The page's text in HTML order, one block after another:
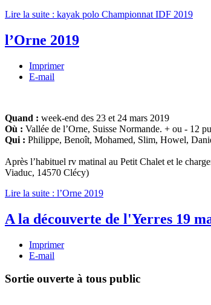
Lire la suite : kayak polo Championnat IDF 2019
l’Orne 2019
Imprimer
E-mail
Quand : week-end des 23 et 24 mars 2019
Où : Vallée de l’Orne, Suisse Normande. + ou - 12
Qui : Philippe, Benoît, Mohamed, Slim, Howel,
Après l’habituel rv matinal au Petit Chalet et le
Viaduc, 14570 Clécy)
Lire la suite : l’Orne 2019
A la découverte de l'Yerres 19
Imprimer
E-mail
Sortie ouverte à tous public